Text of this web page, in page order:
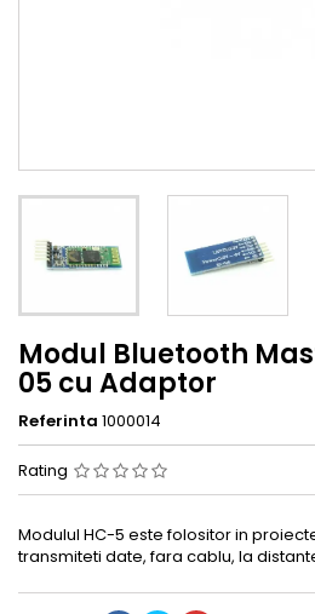
Modul Bluetooth
05 cu Adaptor
Referinta 1000014
Rating
Modulul HC-5 este folositor in
transmiteti date, fara cablu, la